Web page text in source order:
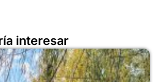
interesar